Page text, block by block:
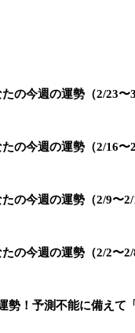
の今週の運勢（2/23
の今週の運勢（2/16
の今週の運勢（2/9〜
の今週の運勢（2/2〜
勢！予測不能に備え